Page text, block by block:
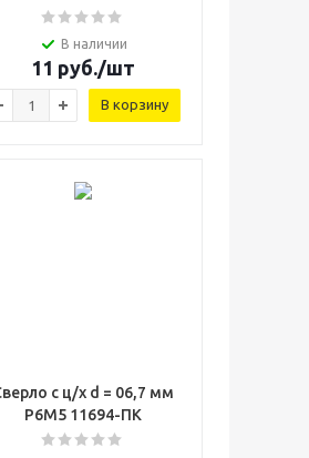
В наличии
11 руб./шт
В корзину
с ц/х d = 06,7 мм
Р6М5 11694-ПК